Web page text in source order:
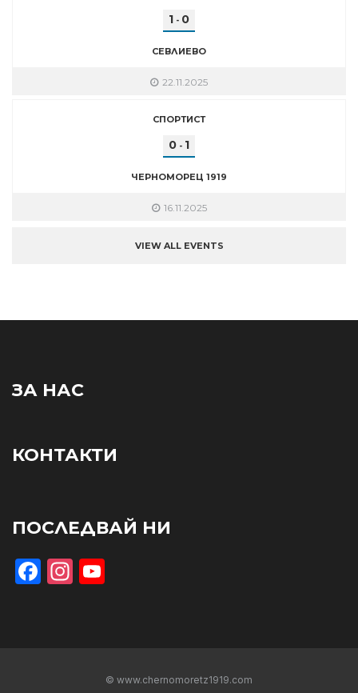
1 - 0
СЕВЛИЕВО
22.11.2025
СПОРТИСТ
0 - 1
ЧЕРНОМОРЕЦ 1919
16.11.2025
VIEW ALL EVENTS
ЗА НАС
КОНТАКТИ
ПОСЛЕДВАЙ НИ
Facebook
Instagram
© www.chernomoretz1919.com